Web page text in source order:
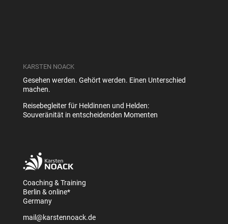
KARSTEN NOACK
Gesehen werden. Gehört werden. Einen Unterschied
machen.
Reisebegleiter für Heldinnen und Helden:
Souveränität in entscheidenden Momenten
Coaching & Training
Berlin & online*
Germany
mail@karstennoack.de